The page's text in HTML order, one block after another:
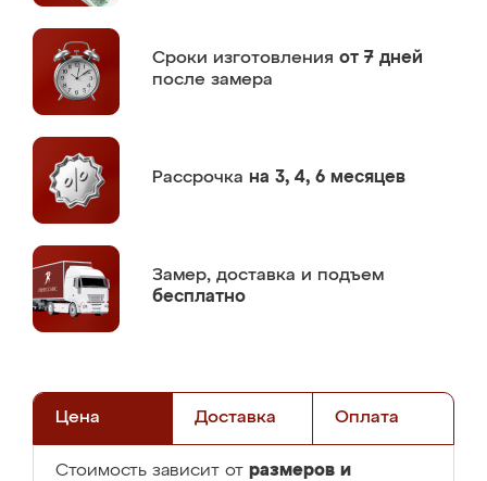
Сроки изготовления от 7 дней
после замера
Рассрочка на 3, 4, 6 месяцев
Замер, доставка и подъем
бесплатно
Цена Доставка Оплата
Стоимость зависит от размеров и